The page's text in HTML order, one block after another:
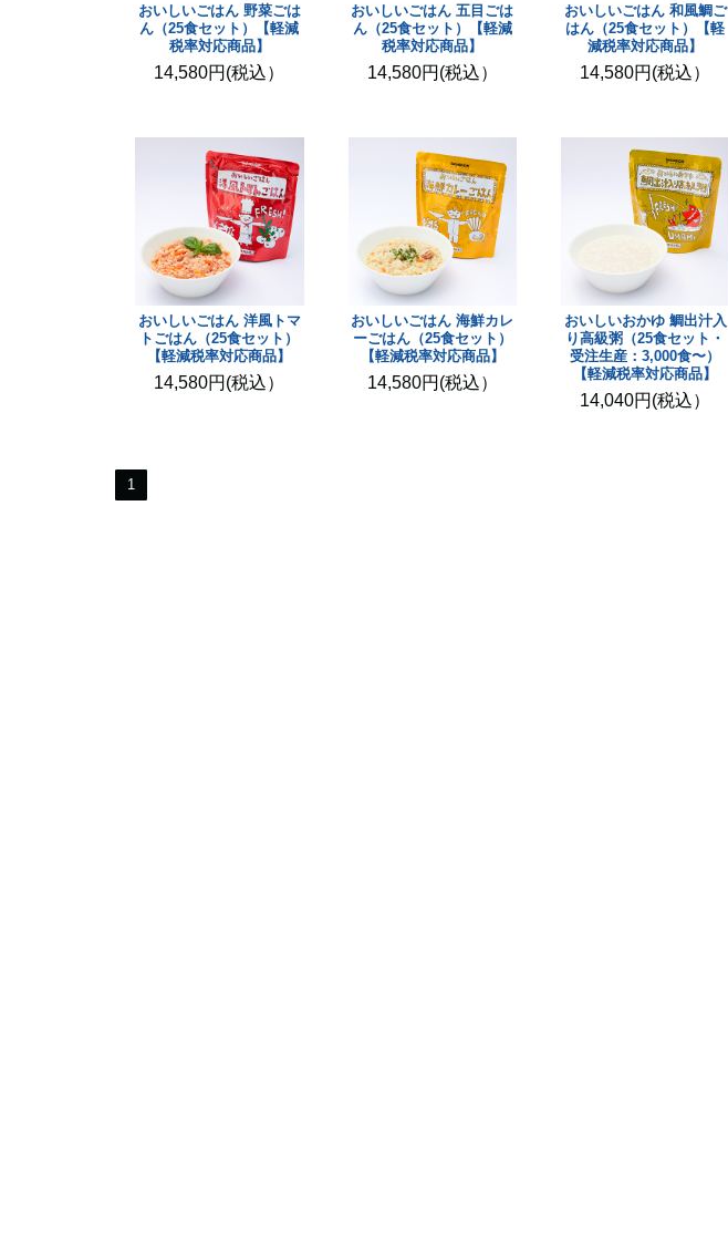
おいしいごはん 野菜ごは
ん（25食セット）【軽減
税率対応商品】
14,580円(税込）
おいしいごはん 五目ごは
ん（25食セット）【軽減
税率対応商品】
14,580円(税込）
おいしいごはん 和風鯛ご
はん（25食セット）【軽
減税率対応商品】
14,580円(税込）
おいしいごはん 洋風トマ
トごはん（25食セット）
【軽減税率対応商品】
14,580円(税込）
おいしいごはん 海鮮カレ
ーごはん（25食セット）
【軽減税率対応商品】
14,580円(税込）
おいしいおかゆ 鯛出汁入
り高級粥（25食セット・
受注生産：3,000食〜）
【軽減税率対応商品】
14,040円(税込）
1